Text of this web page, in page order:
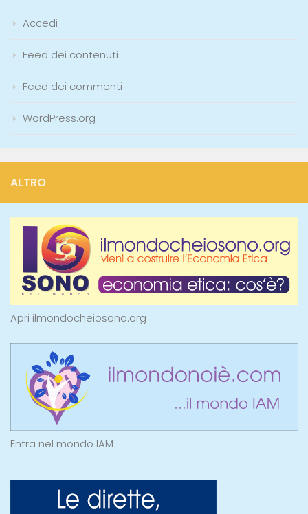
Accedi
Feed dei contenuti
Feed dei commenti
WordPress.org
ALTRO
Apri ilmondocheiosono.org
Entra nel mondo IAM